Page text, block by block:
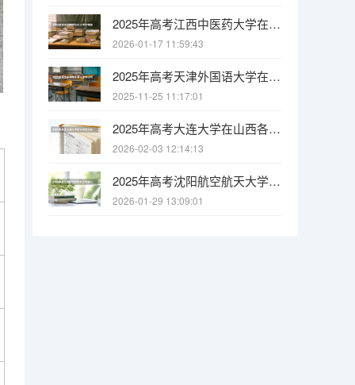
2025年高考江西中医药大学在安徽各批次选科要求有哪些
2026-01-17 11:59:43
2025年高考天津外国语大学在江西各批次选科要求有哪些
2025-11-25 11:17:01
2025年高考大连大学在山西各批次选科要求有哪些
2026-02-03 12:14:13
2025年高考沈阳航空航天大学在山西各批次选科要求有哪些
2026-01-29 13:09:01